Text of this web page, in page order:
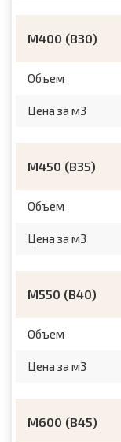
M400 (B30)
Объем
Цена за м3
М450 (B35)
Объем
Цена за м3
М550 (B40)
Объем
Цена за м3
М600 (B45)